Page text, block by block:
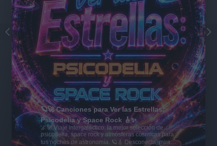
🪐🚀 Canciones para Ver las Estrellas:
Psicodelia y Space Rock 🎸✨
🌌🚀 Viaje intergaláctico: la mejor selección de
psicodelia, space rock y atmósferas cósmicas para
tus noches de astronomía. 🪐🎸 Desconecta, mira